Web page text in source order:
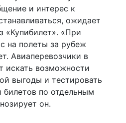
и интерес к
ожидает
«Купибилет». «При
на полеты за рубеж
Авиаперевозчики в
искать возможности
выгоды и тестировать
по отдельным
он.